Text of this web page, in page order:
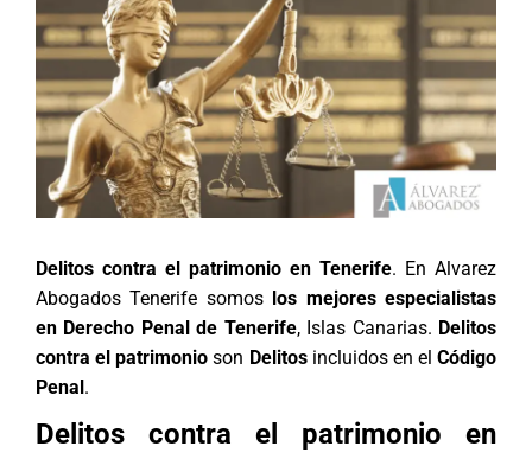
Delitos contra el patrimonio en Tenerife. En Alvarez
Abogados Tenerife somos los mejores especialistas
en Derecho Penal de Tenerife, Islas Canarias. Delitos
contra el patrimonio son Delitosincluidos en el Código
Penal.
Delitos contra el patrimonio en